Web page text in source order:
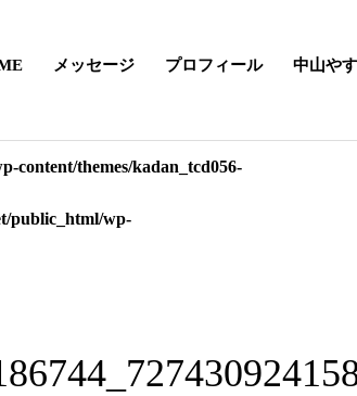
メッセージ プロフィール 中山や
content/themes/kadan_tcd056-
public_html/wp-